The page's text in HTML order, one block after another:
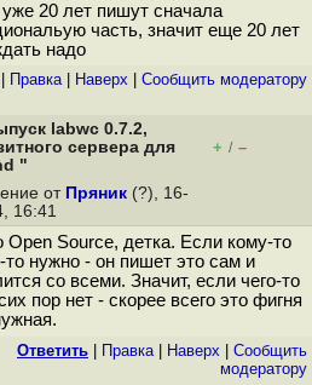
20 лет пишут сначала
часть, значит еще 20 лет
надо
Правка| Наверх Cообщить модератору
labwc 0.7.2,
сервера для
"
+ / –
от Пряник (?), 16-
16:41
Open Source, детка. Если кому-то
то нужно - он пишет это сам и
со всеми. Значит, если чего-то
пор нет - скорее всего это фигня
Ответить Правка| Наверх
Cообщить
модератору